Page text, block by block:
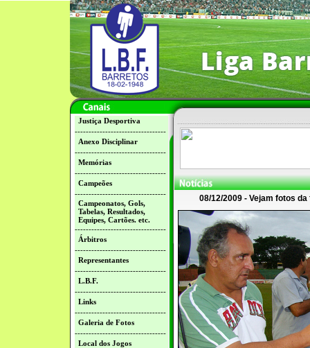
Justiça Desportiva
---------------------------------
Anexo Disciplinar
---------------------------------
Memórias
---------------------------------
Campeões
---------------------------------
Campeonatos, Gols,
Tabelas, Resultados,
Equipes, Cartões. etc.
---------------------------------
Árbitros
---------------------------------
Representantes
---------------------------------
L.B.F.
---------------------------------
Links
---------------------------------
Galeria de Fotos
---------------------------------
Local dos Jogos
08/12/2009 - Vejam fotos